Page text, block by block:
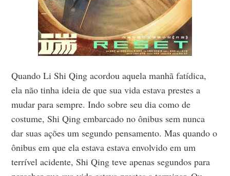
Quando Li Shi Qing acordou aquela manhã fatídica,
ela não tinha ideia de que sua vida estava prestes a
mudar para sempre. Indo sobre seu dia como de
costume, Shi Qing embarcado no ônibus sem nunca
dar suas ações um segundo pensamento. Mas quando o
ônibus em que ela estava estava envolvido em um
terrível acidente, Shi Qing teve apenas segundos para